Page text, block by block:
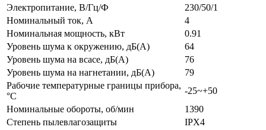
Электропитание, В/Гц/Ф
230/50/1
Номинальный ток, А
4
Номинальная мощность, кВт
0.91
Уровень шума к окружению, дБ(А)
64
Уровень шума на всасе, дБ(А)
76
Уровень шума на нагнетании, дБ(А)
79
Рабочие температурные границы прибора,
°C
-25~+50
Номинальные обороты, об/мин
1390
Степень пылевлагозащиты
IPX4